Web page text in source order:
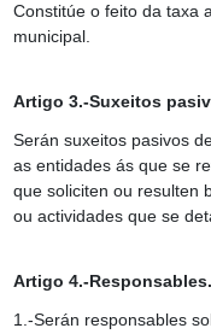
Constitúe o feito da taxa
municipal.
Artigo 3.-Suxeitos
Serán suxeitos pasivos
as entidades ás que se
que soliciten ou resulten
ou actividades que se
Artigo 4.-Responsables.
1.-Serán responsables